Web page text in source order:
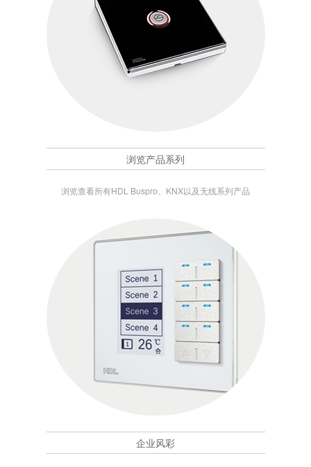
浏览产品系列
浏览查看所有HDL Buspro、KNX以及无线系列产品
企业风彩